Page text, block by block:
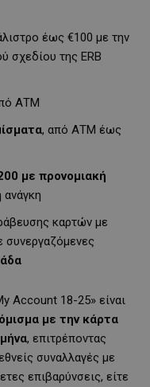
έως €100 με την
σχεδίου της ERB
ΑΤΜ
, από ΑΤΜ έως
με προνομιακή
ανάγκη
καρτών με
συνεργαζόμενες
Account 18-25» είναι
με την κάρτα
, επιτρέποντας
συναλλαγές με
επιβαρύνσεις, είτε